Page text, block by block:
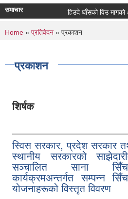
समाचार हिउदे घाँसको विउ मागको
You are here
Home » प्रतिवेदन » प्रकाशन
प्रकाशन
शिर्षक
स्विस सरकार, प्रदेश सरकार
स्थानीय सरकारको
सञ्चालित साना
कार्यक्रमअन्तर्गत सम्पन्न
योजनाहरूको विस्तृत विवरण